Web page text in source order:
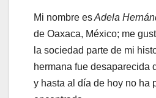
Mi nombre esAdela
de Oaxaca, México; me
la sociedad parte de mi
hermana fue desaparecida
y hasta al día de hoy no ha